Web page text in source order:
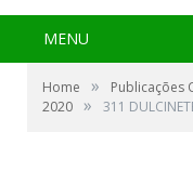
MENU
Home » Publicações
2020 » 311